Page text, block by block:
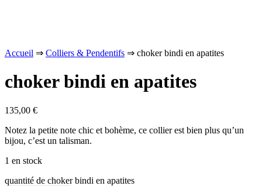
Accueil ⇒ Colliers & Pendentifs ⇒ choker bindi en apatites
choker bindi en apatites
135,00 €
Notez la petite note chic et bohème, ce collier est bien plus qu’un
bijou, c’est un talisman.
1 en stock
quantité de choker bindi en apatites